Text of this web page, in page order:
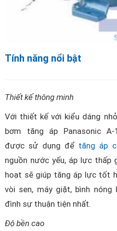
Tính năng nổi bật
Thiết kế thông minh
Với thiết kế với kiểu dáng
bơm tăng áp Panasonic
được sử dụng để tăng áp
nguồn nước yếu, áp lực thấp
hoạt sẽ giúp tăng áp lực tốt
vòi sen, máy giặt, bình nóng
đình sự thuận tiện nhất.
Độ bền cao